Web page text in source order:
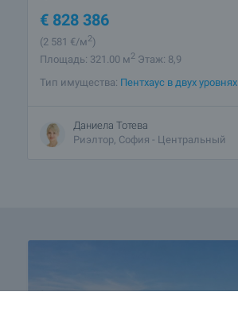
€ 828 386
(2 581 €/м2)
Площадь: 321.00 м2 Этаж: 8,9
Тип имущества: Пентхаус в двух уровнях
Даниела Тотева
Риэлтор, София - Центральный